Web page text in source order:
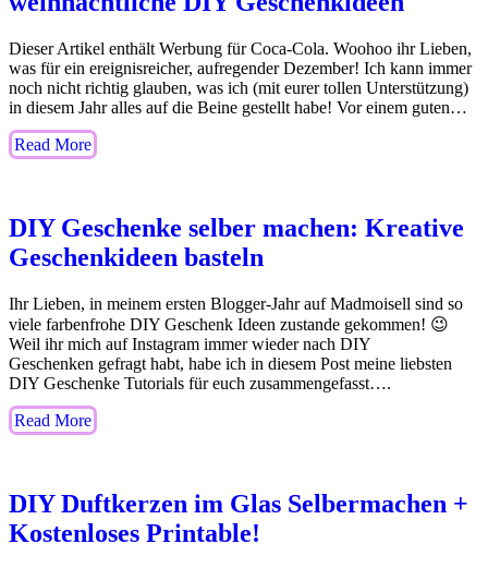
Dieser Artikel enthält Werbung für Coca-Cola. Woohoo ihr Lieben,
was für ein ereignisreicher, aufregender Dezember! Ich kann immer
noch nicht richtig glauben, was ich (mit eurer tollen Unterstützung)
in diesem Jahr alles auf die Beine gestellt habe! Vor einem guten…
Read More
DIY Geschenke selber machen: Kreative
Geschenkideen basteln
Ihr Lieben, in meinem ersten Blogger-Jahr auf Madmoisell sind so
viele farbenfrohe DIY Geschenk Ideen zustande gekommen! 😉
Weil ihr mich auf Instagram immer wieder nach DIY
Geschenken gefragt habt, habe ich in diesem Post meine liebsten
DIY Geschenke Tutorials für euch zusammengefasst….
Read More
DIY Duftkerzen im Glas Selbermachen +
Kostenloses Printable!